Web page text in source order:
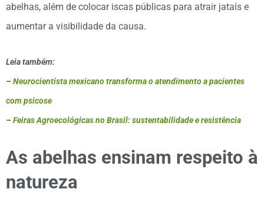
abelhas, além de colocar iscas públicas para atrair jataís e
aumentar a visibilidade da causa.
Leia também:
– Neurocientista mexicano transforma o atendimento a pacientes
com psicose
– Feiras Agroecológicas no Brasil: sustentabilidade e resistência
As abelhas ensinam respeito à
natureza